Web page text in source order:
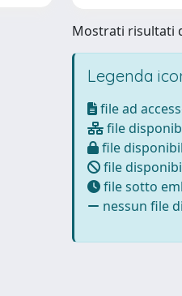
Mostrati risultati
Legenda
file ad
file
file
file
file sotto
nessun file